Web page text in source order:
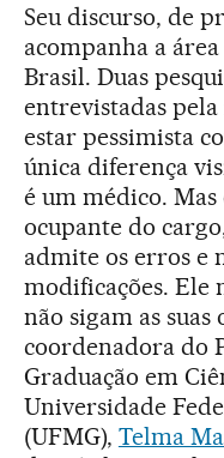
Seu discurso, de
acompanha a
Brasil. Duas
entrevistadas
estar pessimista
única diferença
é um médico.
ocupante do
admite os erros e
modificações. Ele
não sigam as suas
coordenadora do
Graduação em
Universidade
(UFMG), Telma